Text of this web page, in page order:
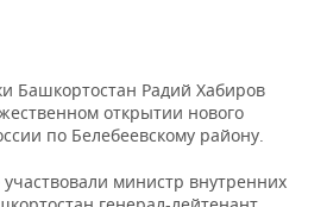
ПФО
Башкортостан Радий Хабиров
открытии нового
по Белебеевскому району.
министр внутренних